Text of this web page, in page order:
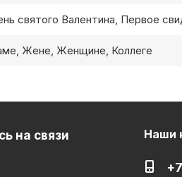
святого Валентина, Первое
Жене, Женщине, Коллеге
на связи Наши